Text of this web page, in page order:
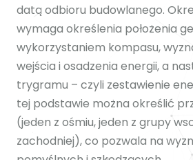
datą odbioru budowlanego.
wymaga określenia położenia
wykorzystaniem kompasu,
wejścia i osadzenia energii, a
trygramu – czyli zestawienie
tej podstawie można określić
(jeden z ośmiu, jeden z grupy
zachodniej), co pozwala na